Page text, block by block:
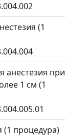
(1
анестезия при
1 см (1
(1 процедура)